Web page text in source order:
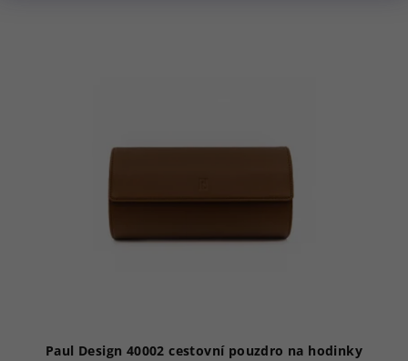
Paul Design 40002 cestovní pouzdro na hodinky